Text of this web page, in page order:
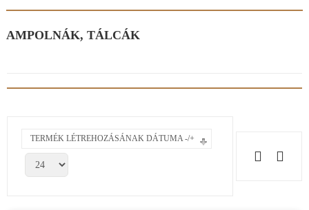
AMPOLNÁK, TÁLCÁK
TERMÉK LÉTREHOZÁSÁNAK DÁTUMA -/+